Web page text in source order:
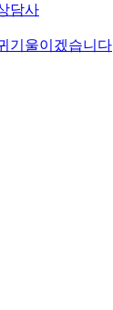
담사
기울이겠습니다